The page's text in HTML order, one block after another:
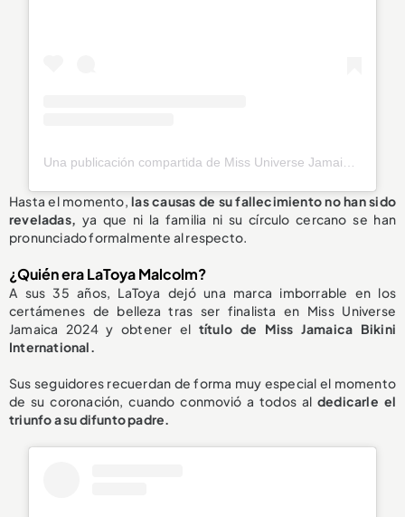
Una publicación compartida de Miss Universe Jamaica (@officialmissuniversejamaica)
Hasta el momento,las causas de su fallecimientono han sido
reveladas, ya que ni la familia ni su círculo cercano se han
pronunciado formalmente al respecto.
¿Quién era LaToya Malcolm?
A sus 35 años, LaToya dejó una marca imborrable en los
certámenes de belleza tras ser finalista en Miss Universe
Jamaica 2024 y obtener el título de Miss Jamaica Bikini
International.
Sus seguidores recuerdan de forma muy especial el momento
de su coronación, cuando conmovió a todos al dedicarle el
triunfo a su difunto padre.